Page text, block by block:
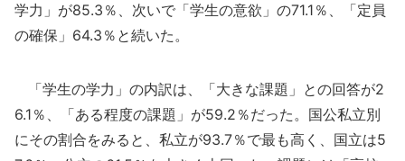
学力」が85.3％、次いで「学生の意欲」の71.1％、「定員
の確保」64.3％と続いた。
「学生の学力」の内訳は、「大きな課題」との回答が2
6.1％、「ある程度の課題」が59.2％だった。国公私立別
にその割合をみると、私立が93.7％で最も高く、国立は5